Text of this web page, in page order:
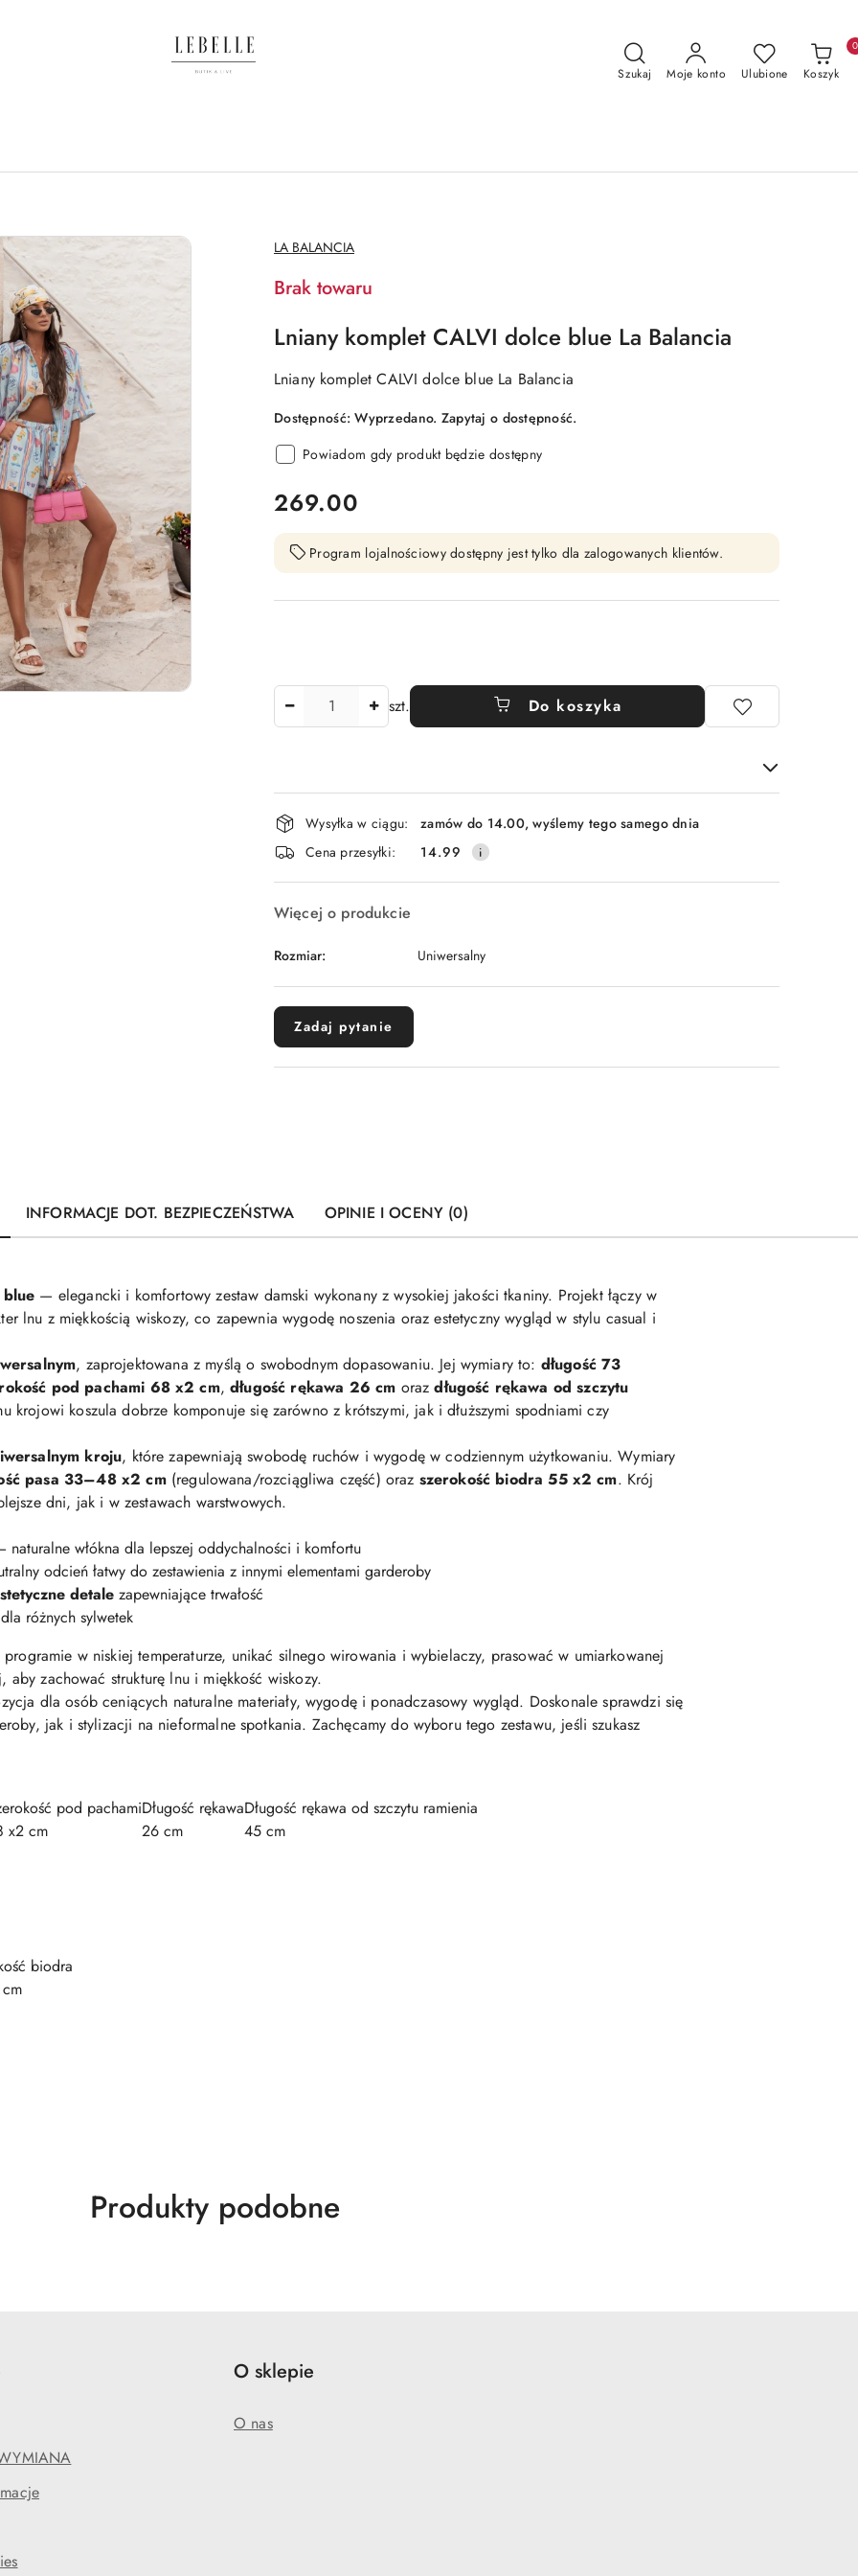
Szukaj Moje konto Ulubione Koszyk
0
NAZWA
PRODUCENTA:
LA BALANCIA
Brak towaru
Lniany komplet CALVI dolce blue La Balancia
Lniany komplet CALVI dolce blue La Balancia
Dostępność:Wyprzedano. Zapytaj o dostępność.
Powiadom gdy produkt będzie dostępny
cena:
269.00
Program lojalnościowy dostępny jest tylko dla zalogowanych klientów.
szt. Do koszyka
Dostępność
i
dostawa
Wysyłka w ciągu:
zamów do 14.00, wyślemy tego samego dnia
Cena przesyłki:
14.99
Więcej o produkcie
Rozmiar: Uniwersalny
Zadaj pytanie
INFORMACJE DOT. BEZPIECZEŃSTWA OPINIE I OCENY (0)
— elegancki i komfortowy zestaw damski wykonany z wysokiej jakości tkaniny. Projekt łączy w
lnu z miękkością wiskozy, co zapewnia wygodę noszenia oraz estetyczny wygląd w stylu casual i
, zaprojektowana z myślą o swobodnym dopasowaniu. Jej wymiary to: długość 73
pod pachami 68 x2 cm, długość rękawa 26 cm oraz długość rękawa od szczytu
krojowi koszula dobrze komponuje się zarówno z krótszymi, jak i dłuższymi spodniami czy
kroju, które zapewniają swobodę ruchów i wygodę w codziennym użytkowaniu. Wymiary
pasa 33–48 x2 cm (regulowana/rozciągliwa część) oraz szerokość biodra 55 x2 cm. Krój
dni, jak i w zestawach warstwowych.
naturalne włókna dla lepszej oddychalności i komfortu
odcień łatwy do zestawienia z innymi elementami garderoby
detale zapewniające trwałość
różnych sylwetek
w niskiej temperaturze, unikać silnego wirowania i wybielaczy, prasować w umiarkowanej
zachować strukturę lnu i miękkość wiskozy.
dla osób ceniących naturalne materiały, wygodę i ponadczasowy wygląd. Doskonale sprawdzi się
jak i stylizacji na nieformalne spotkania. Zachęcamy do wyboru tego zestawu, jeśli szukasz
pod pachamiDługość rękawaDługość rękawa od szczytu ramienia
x2 cm
26 cm 45 cm
biodra
Produkty
Produkty podobne
O sklepie
O nas